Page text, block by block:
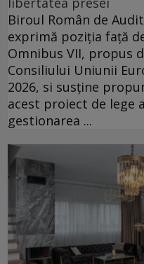
Biroul Român de
exprimă poziția față
Omnibus VII, propus
Consiliului Uniunii
2026, si susține
acest proiect de lege
gestionarea ...